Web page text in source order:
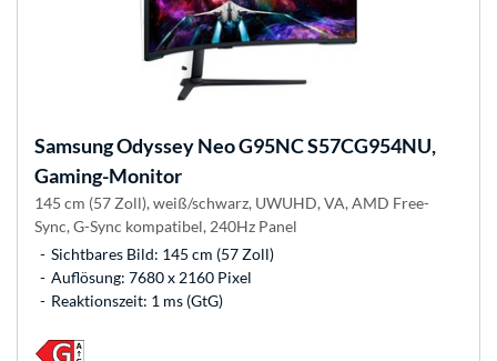
SamsungOdyssey Neo G95NC S57CG954NU,
Gaming-Monitor
145 cm (57 Zoll), weiß/schwarz, UWUHD, VA, AMD Free-
Sync, G-Sync kompatibel, 240Hz Panel
Sichtbares Bild: 145 cm (57 Zoll)
Auflösung: 7680 x 2160 Pixel
Reaktionszeit: 1 ms (GtG)